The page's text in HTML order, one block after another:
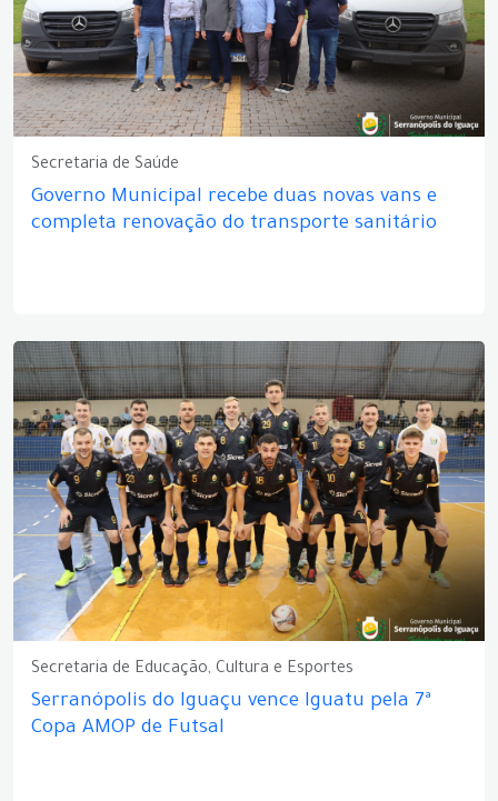
Secretaria de Saúde
Governo Municipal recebe duas novas vans e
completa renovação do transporte sanitário
Secretaria de Educação, Cultura e Esportes
Serranópolis do Iguaçu vence Iguatu pela 7ª
Copa AMOP de Futsal